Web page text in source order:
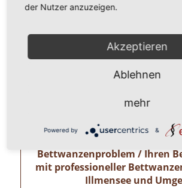
Haben Sie Fragen oder
rufen Sie uns einfach
0 8 2 4 1 / 8 0 2
Allgäuer Kammerjäger –
Bettwanzenproblem / Ihren
mit professioneller
Illmensee und
der Nutzer anzuzeigen.
Akzeptieren
Ablehnen
mehr
Powered by &